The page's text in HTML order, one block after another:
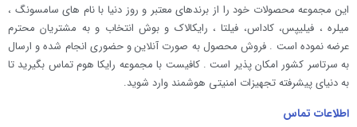
این مجموعه محصولات خود را از برندهای معتبر و روز دنیا با نام های سامسونگ ،
میلره ، فیلیپس، کاداس، فیلتا ، رایکالاک و بوش انتخاب و به مشتریان محترم
عرضه نموده است . فروش محصول به صورت آنلاین و حضوری انجام شده و ارسال
به سرتاسر کشور امکان پذیر است . کافیست با مجموعه رایکا هوم تماس بگیرید تا
به دنیای پیشرفته تجهیزات امنیتی هوشمند وارد شوید.
اطلاعات تماس